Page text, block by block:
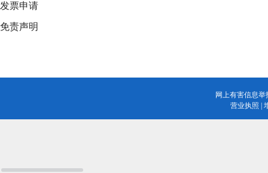
发票申请
免责声明
网上有害信息
营业执照